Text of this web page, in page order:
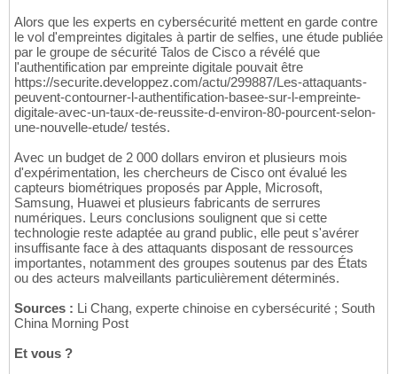
Alors que les experts en cybersécurité mettent en garde contre
le vol d'empreintes digitales à partir de selfies, une étude publiée
par le groupe de sécurité Talos de Cisco a révélé que
l'authentification par empreinte digitale pouvait être
https://securite.developpez.com/actu/299887/Les-attaquants-
peuvent-contourner-l-authentification-basee-sur-l-empreinte-
digitale-avec-un-taux-de-reussite-d-environ-80-pourcent-selon-
une-nouvelle-etude/ testés.
Avec un budget de 2 000 dollars environ et plusieurs mois
d'expérimentation, les chercheurs de Cisco ont évalué les
capteurs biométriques proposés par Apple, Microsoft,
Samsung, Huawei et plusieurs fabricants de serrures
numériques. Leurs conclusions soulignent que si cette
technologie reste adaptée au grand public, elle peut s'avérer
insuffisante face à des attaquants disposant de ressources
importantes, notamment des groupes soutenus par des États
ou des acteurs malveillants particulièrement déterminés.
Sources : Li Chang, experte chinoise en cybersécurité ; South
China Morning Post
Et vous ?